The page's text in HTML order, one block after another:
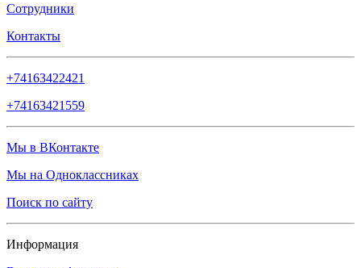
Сотрудники
Контакты
+74163422421
+74163421559
Мы в ВКонтакте
Мы на Одноклассниках
Поиск по сайту
Информация